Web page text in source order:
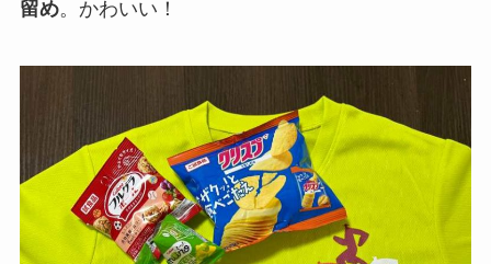
留め。かわいい！